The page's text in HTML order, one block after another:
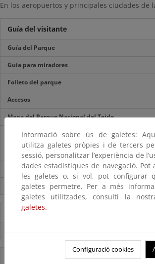
En los aeropuertos y principales ciudades de
Guía del visitante
Guía del Parque
Guía para miradores
Folleto del parque
Accesos
Mapa del Parque Nacional del Teide
Centros de visitantes
Itinerarios
Normas de visita
Servicios externos
Información del Parque
Informació sobre ús de galetes:
utilitza galetes pròpies i de tercers
sessió, personalitzar l’experiència de
dades estadístiques de navegació. Pot
les galetes o, si vol, pot configurar
galetes permetre. Per a més
galetes utilitzades, consulti la
galetes.
Configuració cookies